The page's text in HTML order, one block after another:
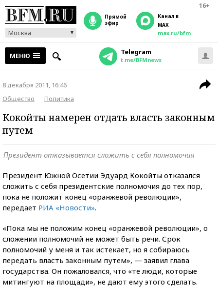
16+
Москва
прямой
эфир
Канал в
MAX
max.ru/bfm
МЕНЮ Telegram
t.me/BFMnews
8 декабря 2011, 16:46
Общество
Политика
Кокойты намерен отдать власть законным
путем
Президент отказывается сложить с себя полномочия
Президент Южной Осетии Эдуард Кокойты отказался
сложить с себя президентские полномочия до тех пор,
пока не положит конец «оранжевой революции»,
передает РИА «Новости».
«Пока мы не положим конец «оранжевой революции», о
сложении полномочий не может быть речи. Срок
полномочий у меня и так истекает, но я собираюсь
передать власть законным путем», — заявил глава
государства. Он пожаловался, что «те люди, которые
митингуют на площади», не дают ему этого сделать.